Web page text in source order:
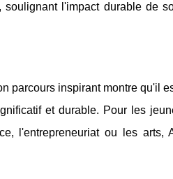
l'impact durable de
parcours inspirant montre qu'il
et durable. Pour les
l'entrepreneuriat ou les arts,